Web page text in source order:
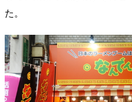
た。